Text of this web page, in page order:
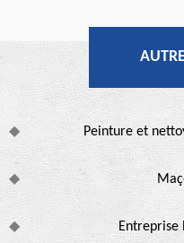
Peinture et
Entreprise